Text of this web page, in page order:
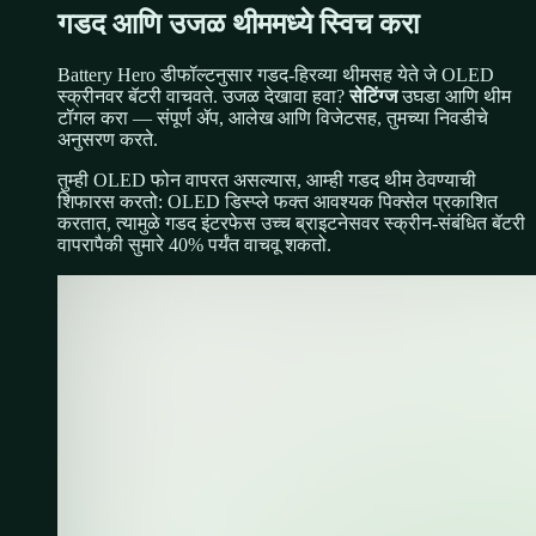
गडद आणि उजळ थीममध्ये स्विच करा
Battery Hero डीफॉल्टनुसार गडद-हिरव्या थीमसह येते जे OLED
स्क्रीनवर बॅटरी वाचवते. उजळ देखावा हवा? सेटिंग्जउघडा आणि थीम
टॉगल करा — संपूर्ण ॲप, आलेख आणि विजेटसह, तुमच्या निवडीचे
अनुसरण करते.
तुम्ही OLED फोन वापरत असल्यास, आम्ही गडद थीम ठेवण्याची
शिफारस करतो: OLED डिस्प्ले फक्त आवश्यक पिक्सेल प्रकाशित
करतात, त्यामुळे गडद इंटरफेस उच्च ब्राइटनेसवर स्क्रीन-संबंधित बॅटरी
वापरापैकी सुमारे 40% पर्यंत वाचवू शकतो.